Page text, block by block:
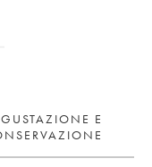
E